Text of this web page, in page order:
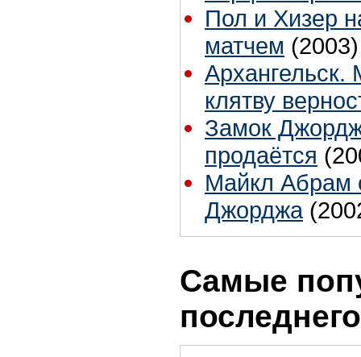
Пол и Хизер
матчем (2003)
клятву
Замок
продаётся
Майкл Абрам
Джорджа
Самые